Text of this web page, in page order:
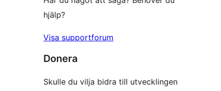
hjälp?
Visa supportforum
Donera
Skulle du vilja bidra till utvecklingen